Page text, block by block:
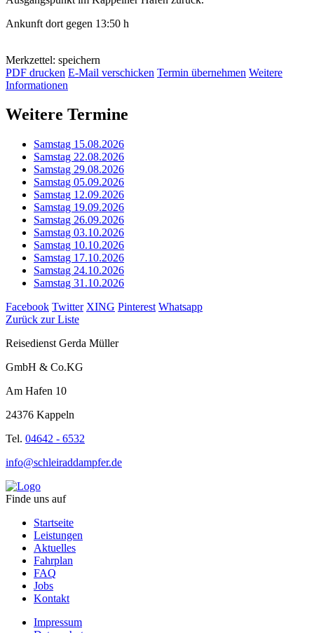
Ankunft dort gegen 13:50 h
Merkzettel: speichern
PDF drucken E-Mail verschicken Termin übernehmen Weitere
Informationen
Weitere Termine
Samstag 15.08.2026
Samstag 22.08.2026
Samstag 29.08.2026
Samstag 05.09.2026
Samstag 12.09.2026
Samstag 19.09.2026
Samstag 26.09.2026
Samstag 03.10.2026
Samstag 10.10.2026
Samstag 17.10.2026
Samstag 24.10.2026
Samstag 31.10.2026
Facebook Twitter XING Pinterest Whatsapp
Zurück zur Liste
Reisedienst Gerda Müller
GmbH & Co.KG
Am Hafen 10
24376 Kappeln
Tel. 04642 - 6532
info@schleiraddampfer.de
Finde uns auf
Startseite
Leistungen
Aktuelles
Fahrplan
FAQ
Jobs
Kontakt
Impressum